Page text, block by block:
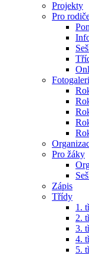
Projekty
Pro
Pro žáky
Zápis
Třídy
1.
2.
3.
4.
5.